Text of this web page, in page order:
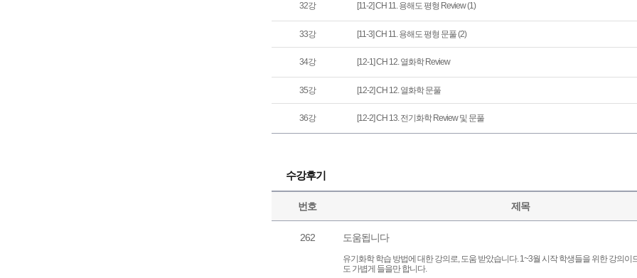
32강 [11-2] CH 11. 용해도 평형 Review (1)
33강 [11-3] CH 11. 용해도 평형 문풀 (2)
34강 [12-1] CH 12. 열화학 Review
35강 [12-2] CH 12. 열화학 문풀
36강 [12-2] CH 13. 전기화학 Review 및 문풀
수강후기
번호 제목
262 도움됩니다
유기화학 학습 방법에 대한 강의로, 도움 받았습니다. 1~3월 시작 학생들을 위한 강의
도 가볍게 들을만 합니다.